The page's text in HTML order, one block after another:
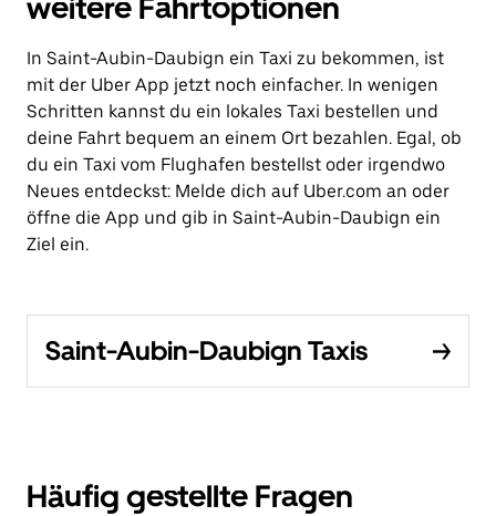
weitere Fahrtoptionen
In Saint-Aubin-Daubign ein Taxi zu bekommen, ist
mit der Uber App jetzt noch einfacher. In wenigen
Schritten kannst du ein lokales Taxi bestellen und
deine Fahrt bequem an einem Ort bezahlen. Egal, ob
du ein Taxi vom Flughafen bestellst oder irgendwo
Neues entdeckst: Melde dich auf Uber.com an oder
öffne die App und gib in Saint-Aubin-Daubign ein
Ziel ein.
Saint-Aubin-Daubign Taxis
Häufig gestellte Fragen